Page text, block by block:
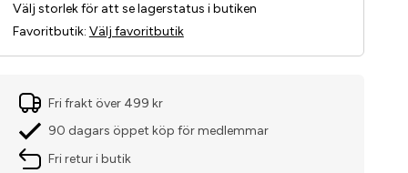
Välj storlek för att se lagerstatus i butiken
Favoritbutik: Välj favoritbutik
Fri frakt över 499 kr
90 dagars öppet köp för medlemmar
Fri retur i butik